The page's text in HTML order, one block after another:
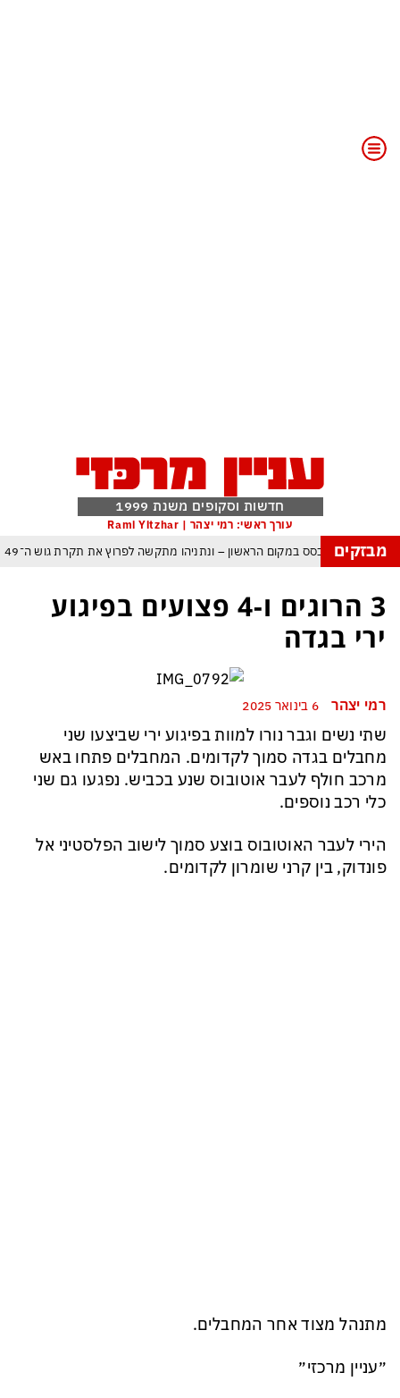
חדשות וסקופים משנת 1999
עורך ראשי: רמי יצהר | Rami Yitzhar
מבזקים
– איזנקוט מתבסס במקום הראשון – ונתניהו מתקשה לפרוץ את תקרת גוש ה־49
עומאן לגבי תפעול משותף של מצר הורמוז – אם טראמפ יאשר המלחמה תסתיים
ומיירטים להגנה – טראמפ נשאר רק עם ציוצי האיום המגוחכים שלא מזיזים לטהרן
כמדיניות: כך הפכה ההוצאה להורג לכלי ההרתעה המרכזי של המשטר האיראני
א-סיסי, ארדואן ושליט קטאר מכנסים פגישת ״כיפה אדומה״ לנתניהו בנושא עזה
3 הרוגים ו-4 פצועים בפיגוע
ירי בגדה
רמי יצהר
שתי נשים וגבר נורו למוות בפיגוע ירי שביצעו שני
מחבלים בגדה סמוך לקדומים. המחבלים פתחו באש
מרכב חולף לעבר אוטובוס שנע בכביש. נפגעו גם שני
כלי רכב נוספים.
הירי לעבר האוטובוס בוצע סמוך לישוב הפלסטיני אל
פונדוק, בין קרני שומרון לקדומים.
מתנהל מצוד אחר המחבלים.
״עניין מרכזי״